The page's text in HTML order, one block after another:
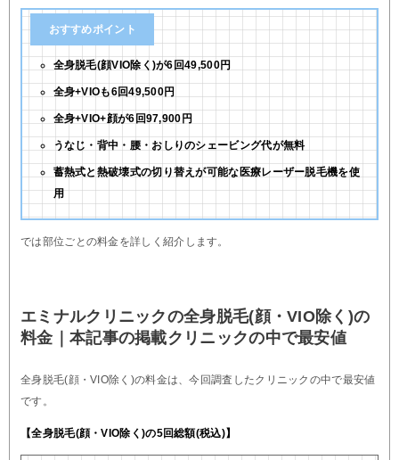
おすすめポイント
全身脱毛(顔VIO除く)が6回49,500円
全身+VIOも6回49,500円
全身+VIO+顔が6回97,900円
うなじ・背中・腰・おしりのシェービング代が無料
蓄熱式と熱破壊式の切り替えが可能な医療レーザー脱毛機を使
用
では部位ごとの料金を詳しく紹介します。
エミナルクリニックの全身脱毛(顔・VIO除く)の
料金｜本記事の掲載クリニックの中で最安値
全身脱毛(顔・VIO除く)の料金は、今回調査したクリニックの中で最安値
です。
【全身脱毛(顔・VIO除く)の5回総額(税込)】